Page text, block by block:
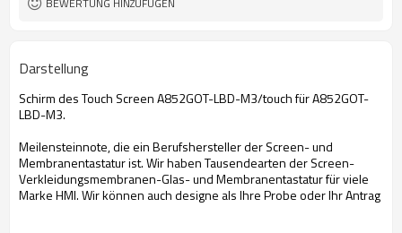
Darstellung
Schirm des Touch Screen A852GOT-LBD-M3/touch für A852GOT-
LBD-M3.
Meilensteinnote, die ein Berufshersteller der Screen- und
Membranentastatur ist. Wir haben Tausendearten der Screen-
Verkleidungsmembranen-Glas- und Membranentastatur für viele
Marke HMI. Wir können auch designe als Ihre Probe oder Ihr Antrag